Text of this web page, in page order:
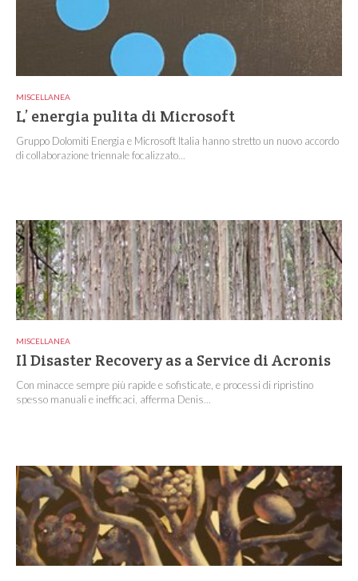
MISCELLANEA
L’ energia pulita di Microsoft
Gruppo Dolomiti Energia e Microsoft Italia hanno stretto un nuovo accordo
di collaborazione triennale focalizzato...
MISCELLANEA
Il Disaster Recovery as a Service di Acronis
Con minacce sempre più rapide e sofisticate, e processi di ripristino
spesso manuali e inefficaci, afferma Denis...